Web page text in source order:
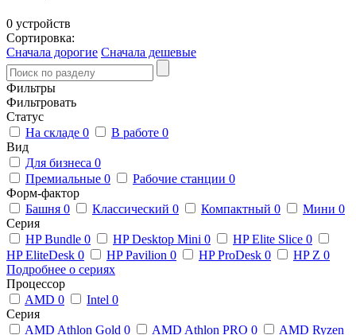
0 устройств
Сортировка:
Сначала дорогие Сначала дешевые
Фильтры
Фильтровать
Статус
На складе 0 В работе 0
Вид
Для бизнеса 0
Премиальные 0 Рабочие станции 0
Форм-фактор
Башня 0 Классический 0 Компактный 0 Мини 0
Серия
HP Bundle 0 HP Desktop Mini 0 HP Elite Slice 0
HP EliteDesk 0 HP Pavilion 0 HP ProDesk 0 HP Z 0
Подробнее о сериях
Процессор
AMD 0 Intel 0
Серия
AMD Athlon Gold 0 AMD Athlon PRO 0 AMD Ryzen